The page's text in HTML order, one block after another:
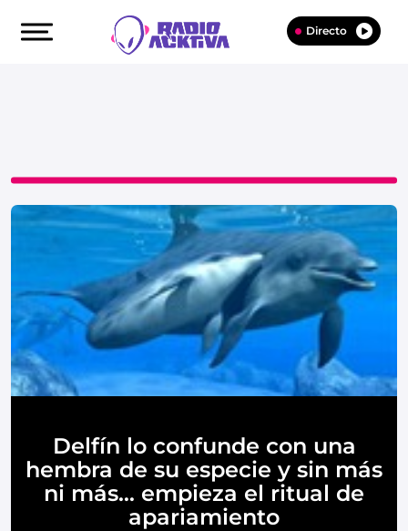
Directo
Delfín lo confunde con una
hembra de su especie y sin más
ni más… empieza el ritual de
apariamiento